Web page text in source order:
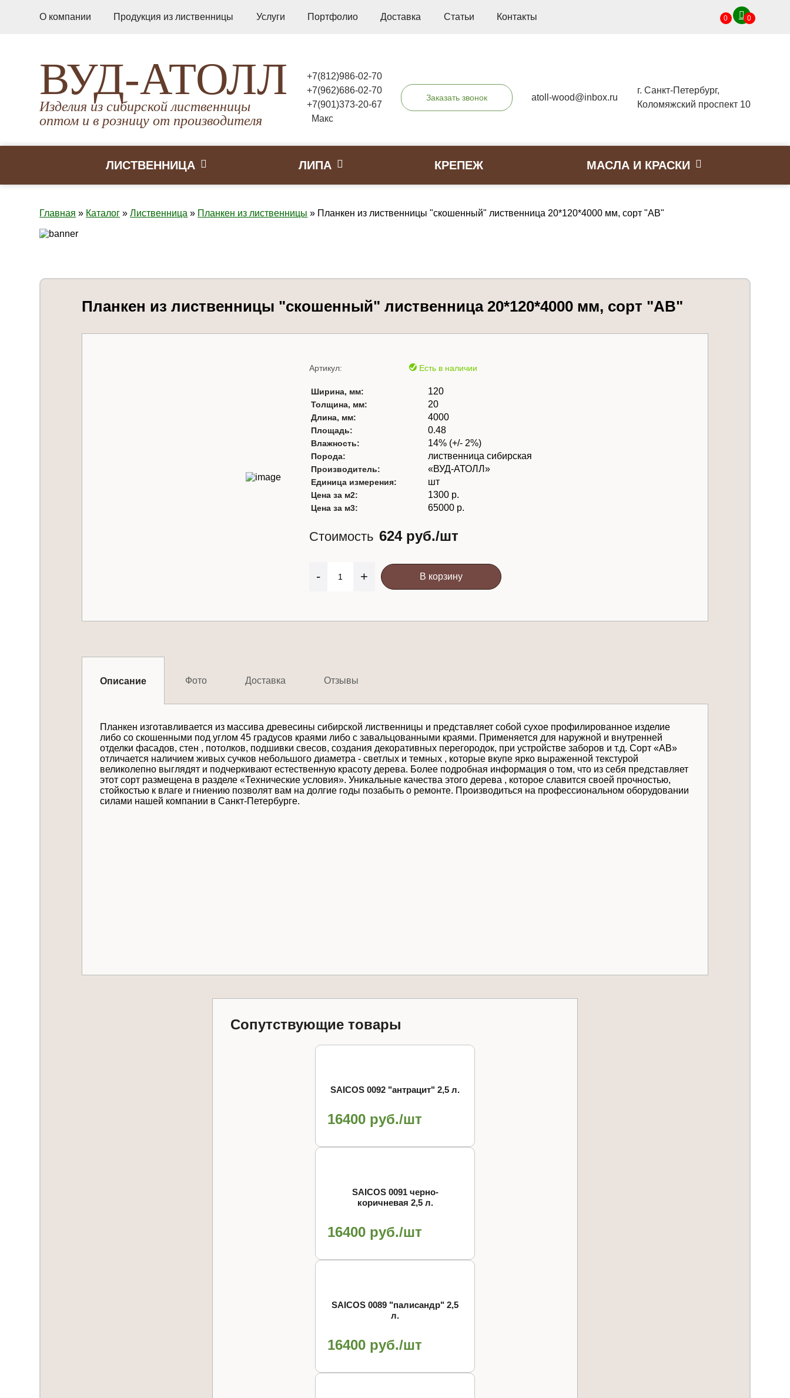
О компании Продукция из лиственницы Услуги Портфолио Доставка Статьи Контакты 0 0
ВУД-АТОЛЛ
Изделия из сибирской лиственницы
оптом и в розницу от производителя
+7(812)986-02-70
+7(962)686-02-70
+7(901)373-20-67
Макс
Заказать звонок atoll-wood@inbox.ru
г. Санкт-Петербург,
Коломяжский проспект 10
ЛИСТВЕННИЦА ЛИПА КРЕПЕЖ МАСЛА И КРАСКИ
Главная » Каталог »Лиственница » Планкен из лиственницы » Планкен из лиственницы "скошенный" лиственница 20*120*4000 мм, сорт "AB"
Планкен из лиственницы "скошенный" лиственница 20*120*4000 мм, сорт "AB"
Артикул: Есть в наличии
Ширина, мм: 120
Толщина, мм: 20
Длина, мм: 4000
Площадь: 0.48
Влажность: 14% (+/- 2%)
Порода: лиственница сибирская
Производитель: «ВУД-АТОЛЛ»
Единица измерения: шт
Цена за м2: 1300 р.
Цена за м3: 65000 р.
Стоимость 624 руб./шт
- + В корзину
Описание Фото Доставка Отзывы
Планкен изготавливается из массива древесины сибирской лиственницы и представляет собой сухое профилированное изделие
либо со скошенными под углом 45 градусов краями либо с завальцованными краями. Применяется для наружной и внутренней
отделки фасадов, стен , потолков, подшивки свесов, создания декоративных перегородок, при устройстве заборов и т.д. Сорт «АВ»
отличается наличием живых сучков небольшого диаметра - светлых и темных , которые вкупе ярко выраженной текстурой
великолепно выглядят и подчеркивают естественную красоту дерева. Более подробная информация о том, что из себя представляет
этот сорт размещена в разделе «Технические условия». Уникальные качества этого дерева , которое славится своей прочностью,
стойкостью к влаге и гниению позволят вам на долгие годы позабыть о ремонте. Производиться на профессиональном оборудовании
силами нашей компании в Санкт-Петербурге.
Сопутствующие товары
SAICOS 0092 "антрацит" 2,5 л.
16400 руб./шт
SAICOS 0091 черно-
коричневая 2,5 л.
16400 руб./шт
SAICOS 0089 "палисандр" 2,5
л.
16400 руб./шт